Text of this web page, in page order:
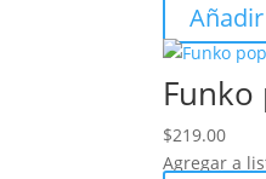
Funko
$219.00
Agregar a